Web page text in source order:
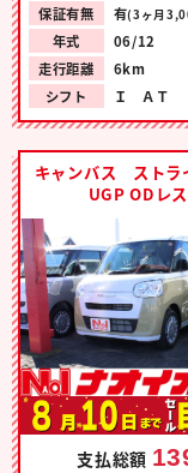
保証有無
有(3ヶ月
年式
06/12
走行距離
6km
シフト
Ｉ ＡＴ
キャンバス ストラ
UGP ODレス
支払総額